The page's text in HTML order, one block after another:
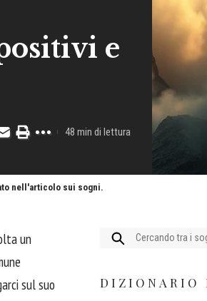
e
48 min di lettura
nell'articolo sui sogni.
un
sul suo
Cercare:
DIZIONARIO